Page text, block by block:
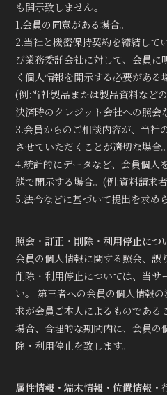
も開示致しません。
1.会員の同意がある場合。
2.当社と機密保持契約を締結して
び業務委託会社に対して、会員に
く個人情報を開示する必要がある
(例:当社製品または製品資料など
決済時のクレジット会社への照会
3.会員からのご相談内容が、当社
させていただくことが適切な場合。
4.統計的にデータなど、会員個人
態で開示する場合。(例:資料請求
5.法令などに基づいて提出を求め
照会・訂正・削除・利用停止につ
会員の個人情報に関する照会、誤
削除・利用停止については、当サ
い。 第三者への会員の個人情報
求が会員ご本人によるものである
場合、合理的な期間内に、会員の
除・利用停止を致します。
属性情報・端末情報・位置情報・